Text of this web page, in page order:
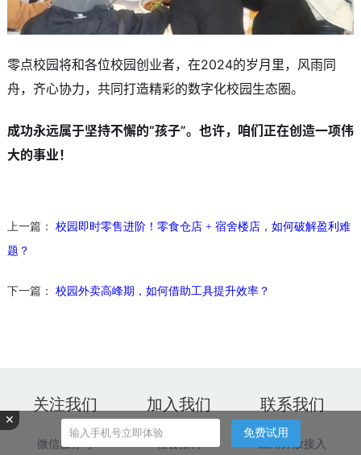
零点校园将和各位校园创业者，在2024的岁月里，风雨同
舟，齐心协力，共同打造精彩的数字化校园生态圈。
成功永远属于坚持不懈的“孩子”。也许，咱们正在创造一项伟
大的事业！
上一篇： 校园即时零售进阶！零食仓店 + 宿舍楼店，如何破解盈利难
题？
下一篇： 校园外卖高峰期，如何借助工具提升效率？
关注我们
微信服务号
加入我们
社会招聘
联系我们
应用开放接入
✕
免费试用